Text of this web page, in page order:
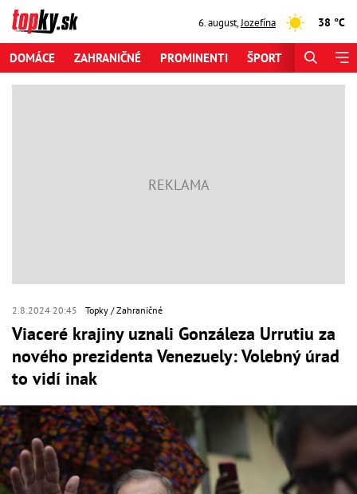
6. august,Jozefína 38 °C
DOMÁCE ZAHRANIČNÉ PROMINENTI ŠPORT
2.8.2024 20:45 Topky Zahraničné
Viaceré krajiny uznali Gonzáleza Urrutiu za
nového prezidenta Venezuely: Volebný úrad
to vidí inak